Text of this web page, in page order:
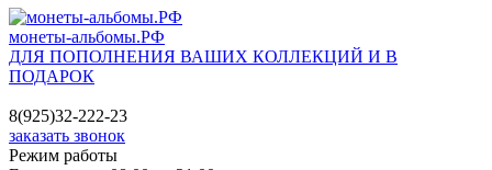
монеты-альбомы.РФ
ДЛЯ ПОПОЛНЕНИЯ ВАШИХ КОЛЛЕКЦИЙ И В
ПОДАРОК
8(925)32-222-23
заказать звонок
Режим работы